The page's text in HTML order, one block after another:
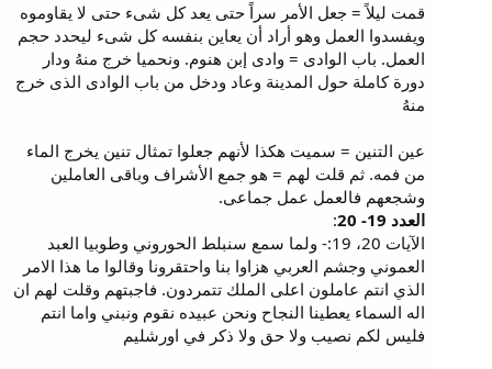
قمت ليلاً = جعل الأمر سراً حتى يعد كل شىء حتى لا يقاوموه
ويفسدوا العمل وهو أراد أن يعاين بنفسه كل شىء ليحدد حجم
العمل. باب الوادى = وادى إبن هنوم. ونحميا خرج منهُ ودار
دورة كاملة حول المدينة وعاد ودخل من باب الوادى الذى خرج
منهُ
عين التنين = سميت هكذا لأنهم جعلوا تمثال تنين يخرج الماء
من فمه. ثم قلت لهم = هو جمع الأشراف وباقى العاملين
وشجعهم فالعمل عمل جماعى.
العدد 19- 20
:
الآيات 20، 19:- ولما سمع سنبلط الحوروني وطوبيا العبد
العموني وجشم العربي هزاوا بنا واحتقرونا وقالوا ما هذا الامر
الذي انتم عاملون اعلى الملك تتمردون. فاجبتهم وقلت لهم ان
اله السماء يعطينا النجاح ونحن عبيده نقوم ونبني واما انتم
فليس لكم نصيب ولا حق ولا ذكر في اورشليم